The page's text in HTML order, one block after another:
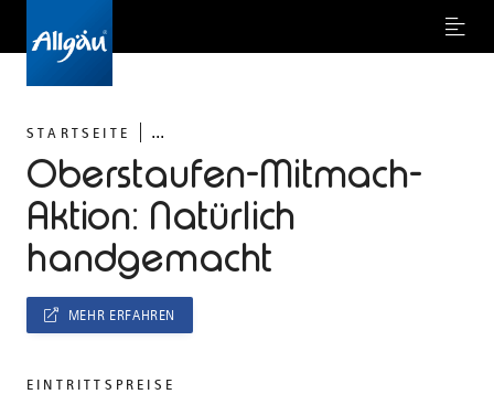
Menu
STARTSEITE ...
Oberstaufen-Mitmach-
Aktion: Natürlich
handgemacht
MEHR ERFAHREN
EINTRITTSPREISE